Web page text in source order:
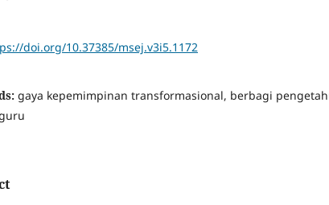
doi.org/10.37385/msej.v3i5.1172
gaya kepemimpinan transformasional, berbagi